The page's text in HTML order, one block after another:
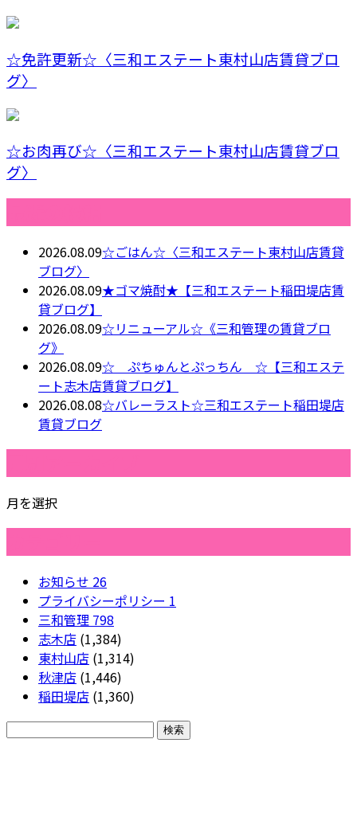
☆免許更新☆〈三和エステート東村山店賃貸ブロ
グ〉
☆お肉再び☆〈三和エステート東村山店賃貸ブロ
グ〉
2026.08.09☆ごはん☆〈三和エステート東村山店賃貸
ブログ〉
2026.08.09★ゴマ焼酎★【三和エステート稲田堤店賃
貸ブログ】
2026.08.09☆リニューアル☆《三和管理の賃貸ブロ
グ》
2026.08.09☆ ぷちゅんとぷっちん ☆【三和エステ
ート志木店賃貸ブログ】
2026.08.08☆バレーラスト☆三和エステート稲田堤店
賃貸ブログ
月を選択
お知らせ 26
プライバシーポリシー 1
三和管理 798
志木店 (1,384)
東村山店 (1,314)
秋津店 (1,446)
稲田堤店 (1,360)